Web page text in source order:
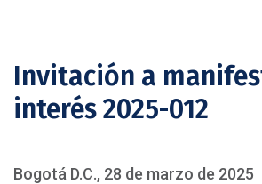
Invitación a
interés 2025-012
Bogotá D.C., 28 de marzo de 2025